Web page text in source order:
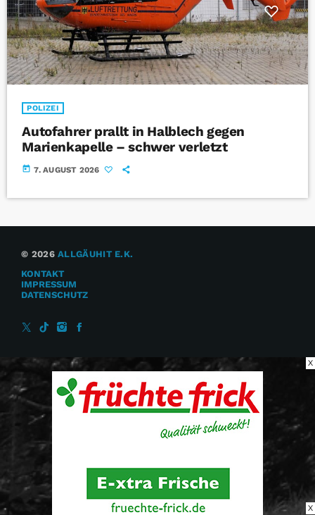
POLIZEI
Autofahrer prallt in Halblech gegen
Marienkapelle – schwer verletzt
today 7. AUGUST 2026
© 2026ALLGÄUHIT E.K.
KONTAKT
IMPRESSUM
DATENSCHUTZ
X
X